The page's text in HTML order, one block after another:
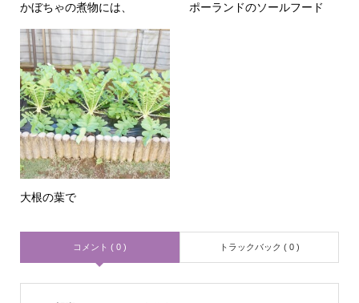
かぼちゃの煮物には、 ポーランドのソールフード
大根の葉で
コメント ( 0 ) トラックバック ( 0 )